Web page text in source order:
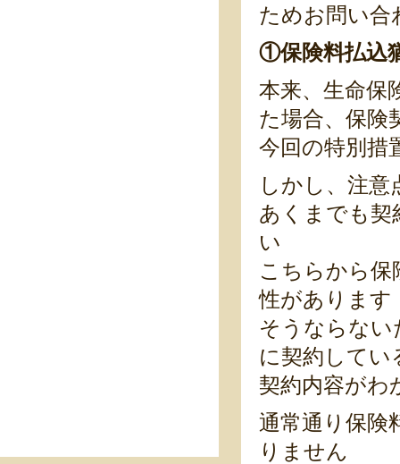
ためお問い合
①保険料払込
本来、生命保
た場合、保険
今回の特別措
しかし、注
あくまでも契
い
こちらから保
性があります
そうならない
に契約してい
契約内容がわ
通常通り保険
りません